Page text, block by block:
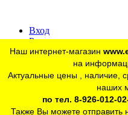
Вход
Регистрация
Для юр.
Наш интернет-магазин
на
Актуальные цены , наличие,
наших
по тел. 8-926-012-
Также Вы можете отправить